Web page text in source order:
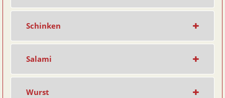
Schinken
Salami
Wurst